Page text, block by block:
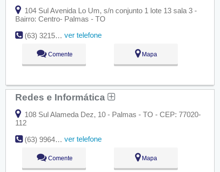
104 Sul Avenida Lo Um, s/n conjunto 1 lote 13 sala 3 -
Bairro: Centro- Palmas - TO
(63) 3215-8785
ver telefone
Comente Mapa
Redes e Informática
108 Sul Alameda Dez, 10 - Palmas - TO - CEP: 77020-
112
(63) 9964-0606
ver telefone
Comente Mapa